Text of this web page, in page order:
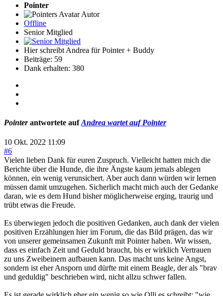
Pointer
Autor
Offline
Senior Mitglied
Hier schreibt Andrea für Pointer + Buddy
Beiträge: 59
Dank erhalten: 380
Pointerantwortete aufAndrea wartet auf Pointer
10 Okt. 2022 11:09
#6
Vielen lieben Dank für euren Zuspruch. Vielleicht hatten mich die
Berichte über die Hunde, die ihre Ängste kaum jemals ablegen
können, ein wenig verunsichert. Aber auch dann würden wir lernen
müssen damit umzugehen. Sicherlich macht mich auch der Gedanke
daran, wie es dem Hund bisher möglicherweise erging, traurig und
trübt etwas die Freude.
Es überwiegen jedoch die positiven Gedanken, auch dank der vielen
positiven Erzählungen hier im Forum, die das Bild prägen, das wir
von unserer gemeinsamen Zukunft mit Pointer haben. Wir wissen,
dass es einfach Zeit und Geduld braucht, bis er wirklich Vertrauen
zu uns Zweibeinern aufbauen kann. Das macht uns keine Angst,
sondern ist eher Ansporn und dürfte mit einem Beagle, der als "brav
und geduldig" beschrieben wird, nicht allzu schwer fallen.